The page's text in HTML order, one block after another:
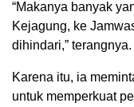
“Makanya banyak
Kejagung, ke
dihindari,” terangnya.
Karena itu, ia
untuk memperkuat